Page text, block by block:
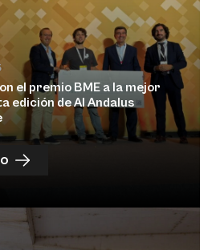
el premio BME a la mejor
edición de Al Andalus